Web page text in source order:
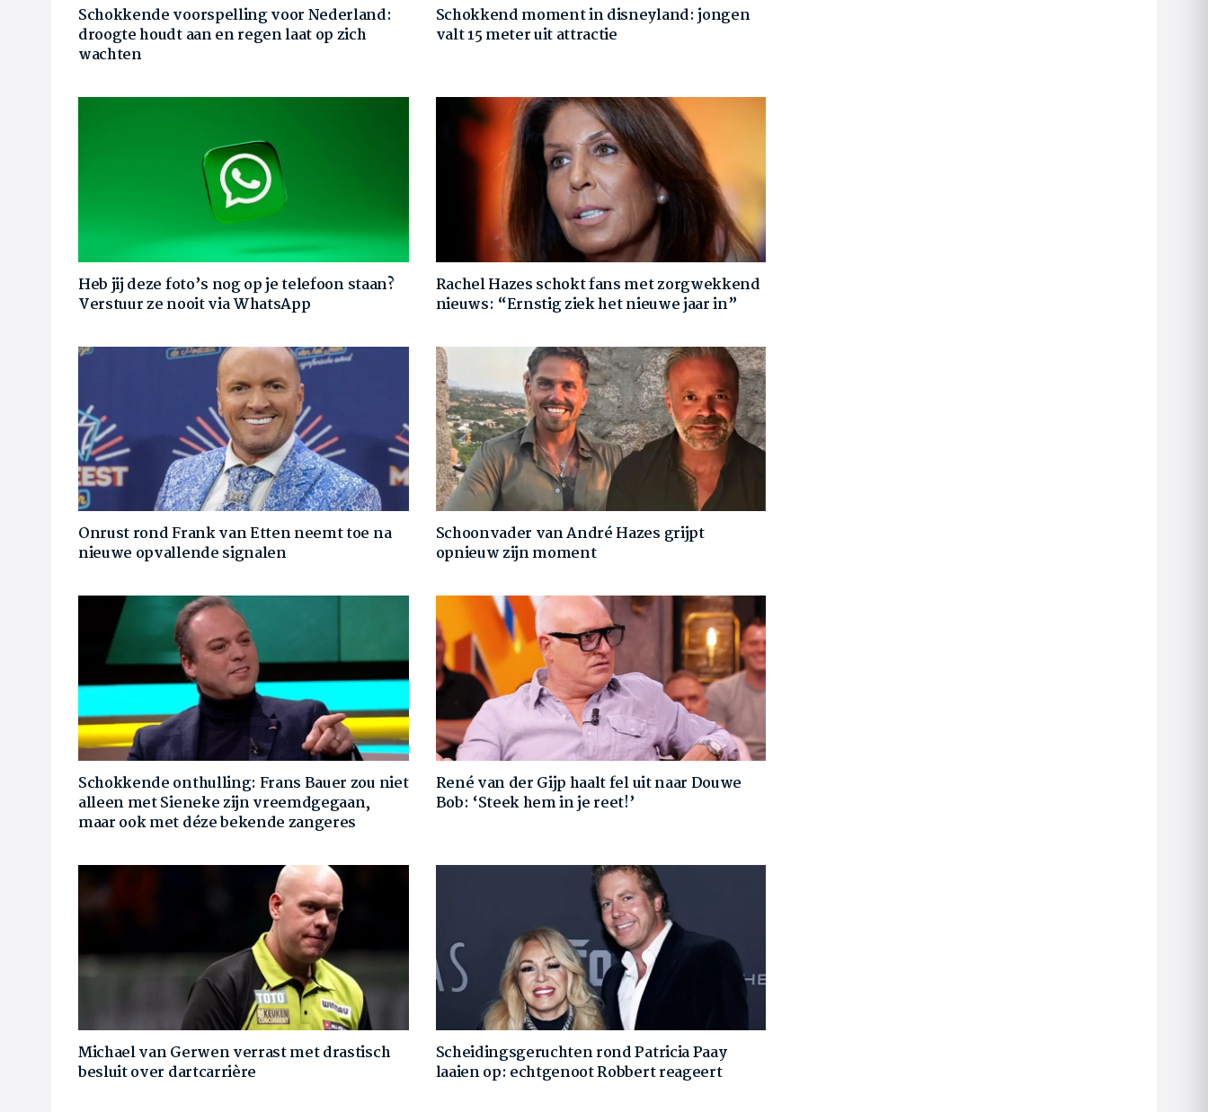
Schokkende voorspelling voor Nederland:
droogte houdt aan en regen laat op zich
wachten
Schokkend moment in disneyland: jongen
valt 15 meter uit attractie
Heb jij deze foto’s nog op je telefoon staan?
Verstuur ze nooit via WhatsApp
Rachel Hazes schokt fans met zorgwekkend
nieuws: “Ernstig ziek het nieuwe jaar in”
Onrust rond Frank van Etten neemt toe na
nieuwe opvallende signalen
Schoonvader van André Hazes grijpt
opnieuw zijn moment
Schokkende onthulling: Frans Bauer zou niet
alleen met Sieneke zijn vreemdgegaan,
maar ook met déze bekende zangeres
René van der Gijp haalt fel uit naar Douwe
Bob: ‘Steek hem in je reet!’
Michael van Gerwen verrast met drastisch
besluit over dartcarrière
Scheidingsgeruchten rond Patricia Paay
laaien op: echtgenoot Robbert reageert